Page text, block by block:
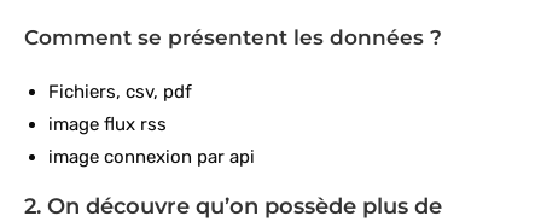
Comment se présentent les données ?
Fichiers, csv, pdf
image flux rss
image connexion par api
2. On découvre qu’on possède plus de